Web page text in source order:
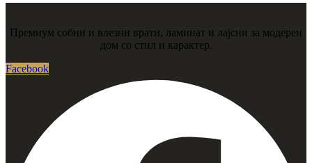
Премиум собни и влезни врати, ламинат и лајсни за модерен
дом со стил и карактер.
Facebook